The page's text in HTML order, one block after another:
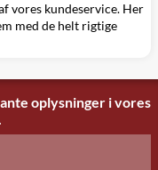
vores kundeservice. Her
med de helt rigtige
oplysninger i vores